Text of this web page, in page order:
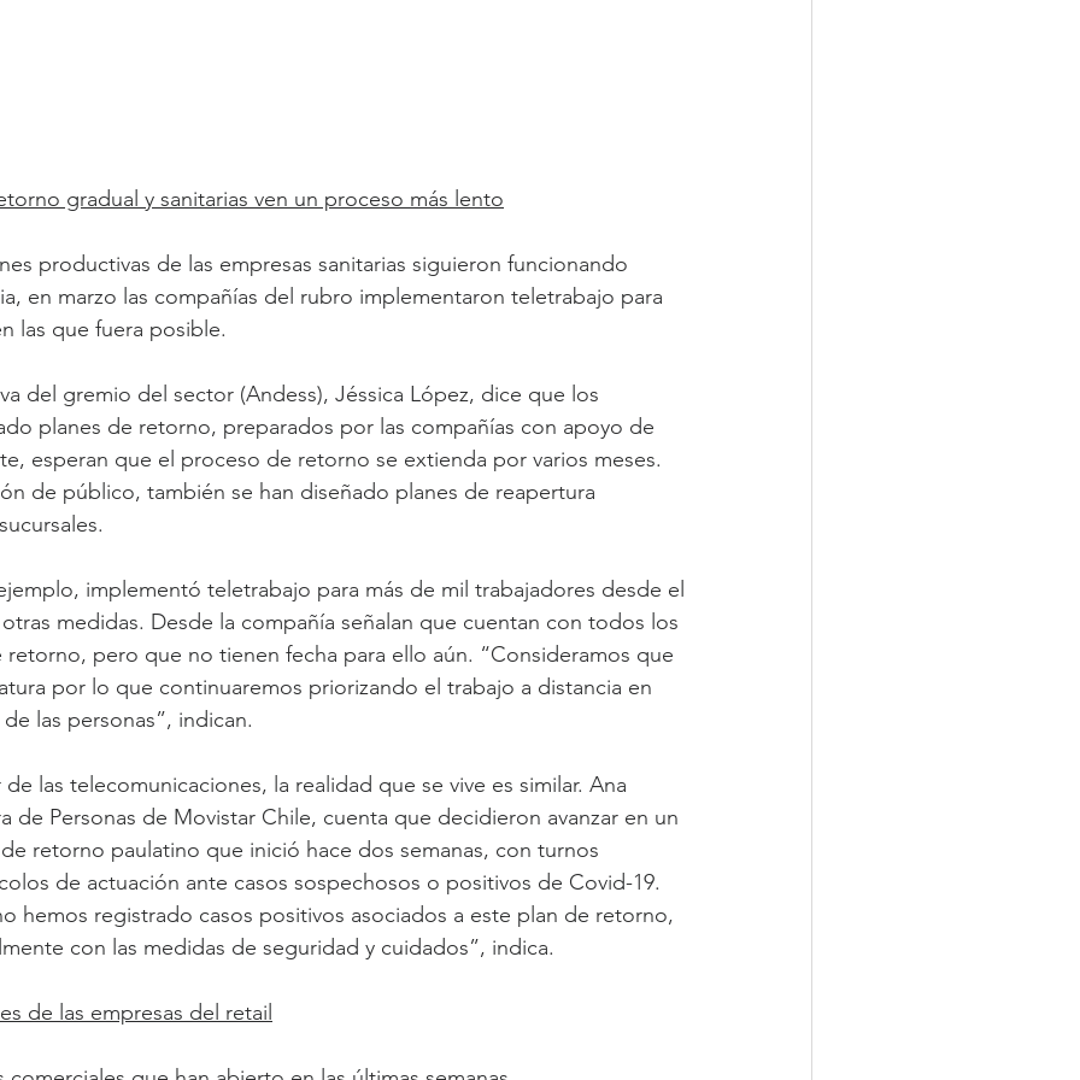
gradual y sanitarias ven un proceso más lento
productivas de las empresas sanitarias siguieron funcionando
en marzo las compañías del rubro implementaron teletrabajo para
las que fuera posible.
del gremio del sector (Andess), Jéssica López, dice que los
planes de retorno, preparados por las compañías con apoyo de
esperan que el proceso de retorno se extienda por varios meses.
de público, también se han diseñado planes de reapertura
implementó teletrabajo para más de mil trabajadores desde el
medidas. Desde la compañía señalan que cuentan con todos los
retorno, pero que no tienen fecha para ello aún. “Consideramos que
por lo que continuaremos priorizando el trabajo a distancia en
las personas”, indican.
las telecomunicaciones, la realidad que se vive es similar. Ana
de Personas de Movistar Chile, cuenta que decidieron avanzar en un
retorno paulatino que inició hace dos semanas, con turnos
de actuación ante casos sospechosos o positivos de Covid-19.
hemos registrado casos positivos asociados a este plan de retorno,
con las medidas de seguridad y cuidados”, indica.
de las empresas del retail